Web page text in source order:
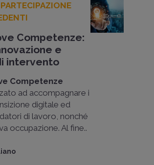
PARTECIPAZIONE
Competenze:
e
intervento
Competenze
ad accompagnare i
digitale ed
di lavoro, nonché
occupazione. Al fine..